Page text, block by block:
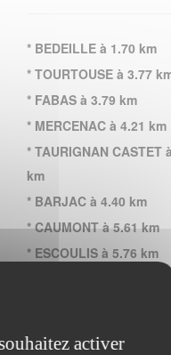
* BEDEILLE à 1.70 km
* TOURTOUSE à 3.77
* FABAS à 3.79 km
* MERCENAC à 4.21 km
* TAURIGNAN CASTET
km
* BARJAC à 4.40 km
* CAUMONT à 5.61 km
* ESCOULIS à 5.76 km
activer